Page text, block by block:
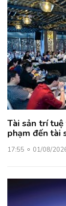
Tài sản trí
phạm đến tài
17:55 01/08/